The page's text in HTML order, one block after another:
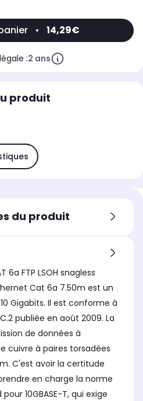
• 14,29€
:2 ans
produit
du produit
6a FTP LSOH snagless
Cat 6a 7.50m est un
Gigabits. Il est conforme à
publiée en août 2009. La
de données à
cuivre à paires torsadées
C'est avoir la certitude
en charge la norme
10GBASE-T, qui exige